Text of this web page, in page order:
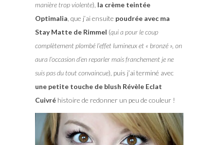
manière trop violente), la crème teintée
Optimalia , que j’ai ensuite poudrée avec ma
Stay Matte de Rimmel (qui a pour le coup
complètement plombé l’effet lumineux et « bronzé », on
aura l’occasion d’en reparler mais franchement je ne
suis pas du tout convaincue), puis j’ai terminé avec
une petite touche de blush Révèle Eclat
Cuivréhistoire de redonner un peu de couleur !